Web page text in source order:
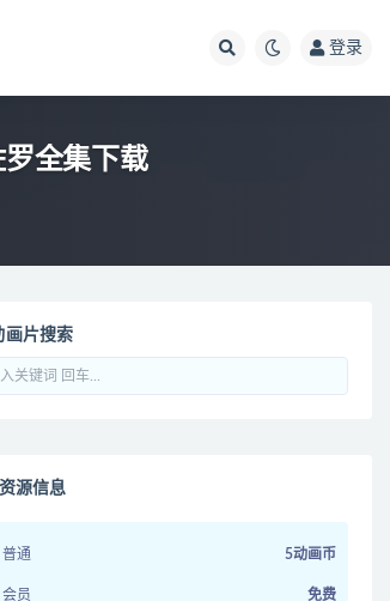
登录
全集下载
画片搜索
资源信息
普通 5动画币
会员 免费